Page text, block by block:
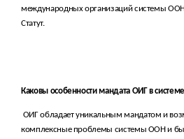
международных организаций системы
Статут.
Каковы особенности мандата ОИГ в
ОИГ обладает уникальным мандатом и
комплексные проблемы системы ООН и